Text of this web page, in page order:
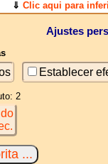
⇓ Clic aqui para
Ajustes
Establecer
2